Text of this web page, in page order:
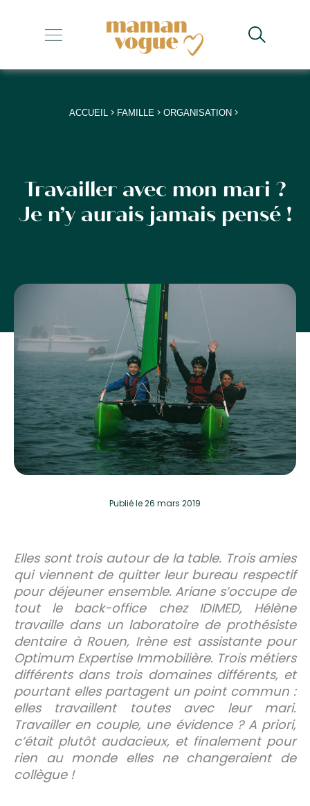
+
+
+
+
ACCUEIL > FAMILLE > ORGANISATION >
Travailler avec mon mari ?
Je n’y aurais jamais pensé !
Publiéle 26 mars 2019
Elles sont trois autour de la table. Trois amies
qui viennent de quitter leur bureau respectif
pour déjeuner ensemble. Ariane s’occupe de
tout le back-office chez IDIMED, Hélène
travaille dans un laboratoire de prothésiste
dentaire à Rouen, Irène est assistante pour
Optimum Expertise Immobilière. Trois métiers
différents dans trois domaines différents, et
pourtant elles partagent un point commun :
elles travaillent toutes avec leur mari.
Travailler en couple, une évidence ? A priori,
c’était plutôt audacieux, et finalement pour
rien au monde elles ne changeraient de
collègue !